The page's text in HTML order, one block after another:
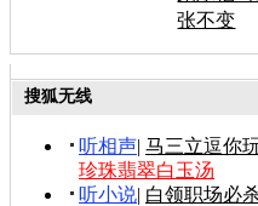
张不变
搜狐无线
听相声| 马三立逗你
珍珠翡翠白玉汤
听小说| 白领职场必